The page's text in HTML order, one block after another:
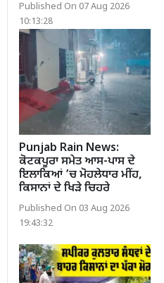
Published On 07 Aug 2026
10:13:28
Punjab Rain News:
ਕੋਟਕਪੂਰਾ ਸਮੇਤ ਆਸ-ਪਾਸ ਦੇ
ਇਲਾਕਿਆਂ ’ਚ ਮੋਹਲੇਧਾਰ ਮੀਂਹ,
ਕਿਸਾਨਾਂ ਦੇ ਖਿੜੇ ਚਿਹਰੇ
Published On 03 Aug 2026
19:43:32